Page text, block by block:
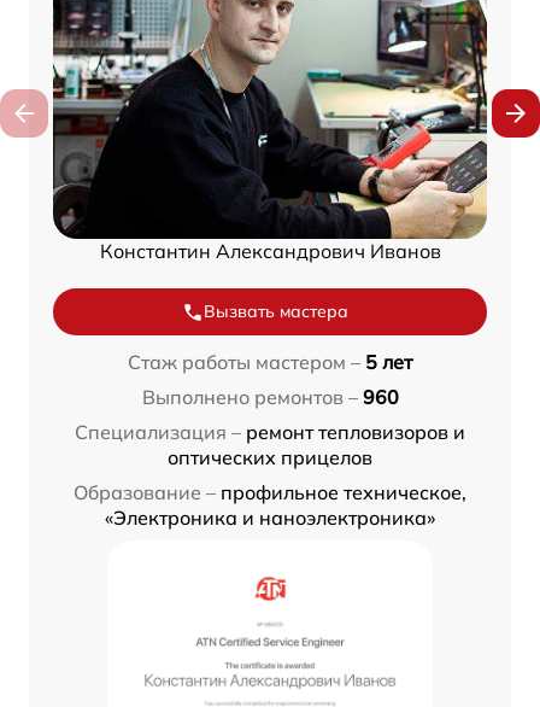
Константин Александрович Иванов
Вызвать мастера
Стаж работы мастером – 5 лет
Выполнено ремонтов – 960
Специализация – ремонт тепловизоров и
оптических прицелов
Образование – профильное техническое,
«Электроника и наноэлектроника»